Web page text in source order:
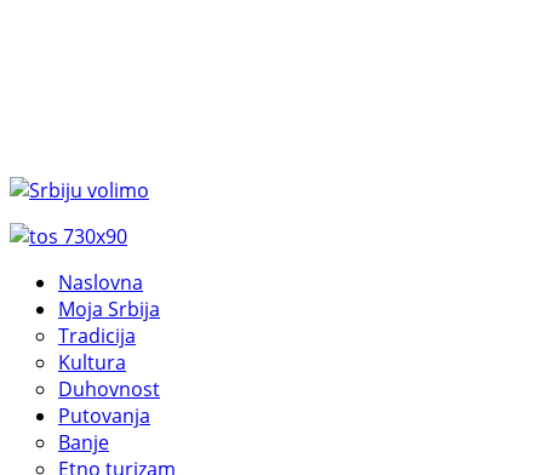
Naslovna
Moja Srbija
Tradicija
Kultura
Duhovnost
Putovanja
Banje
Etno turizam